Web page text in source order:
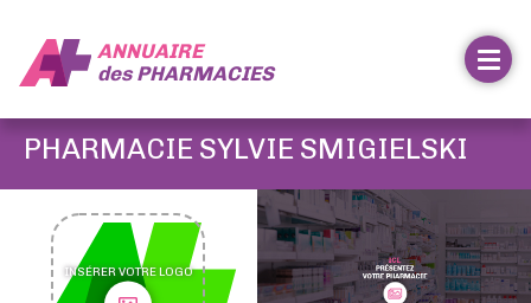
ANNUAIRE
desPHARMACIES
PHARMACIE SYLVIE SMIGIELSKI
INSÉRER VOTRE LOGO